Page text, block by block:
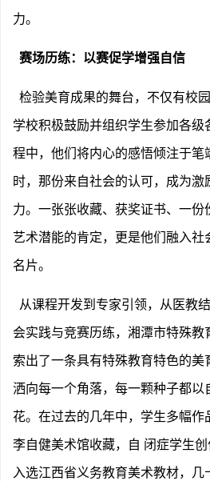
力。
赛场历练：以赛促学增强自信
检验美育成果的舞台，不仅有校
学校积极鼓励并组织学生参加各级
程中，他们将内心的感悟倾注于笔
时，那份来自社会的认可，成为
力。一张张收藏、获奖证书、一份
艺术潜能的肯定，更是他们融入社
名片。
从课程开发到专家引领，从医教
会实践与竞赛历练，湘潭市特殊教
索出了一条具有特殊教育特色的
洒向每一个角落，每一颗种子都以
花。在过去的几年中，学生多幅作
李自健美术馆收藏，自 闭症学生创
入选江西省义务教育美术教材，